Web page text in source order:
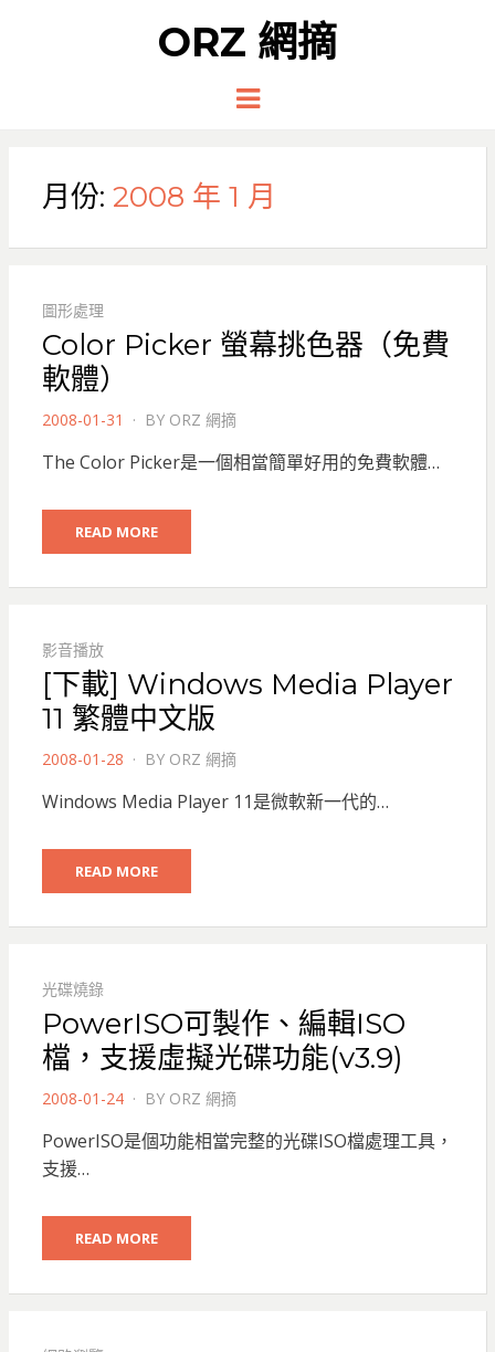
ORZ 網摘
Menu
月份: 2008 年 1 月
圖形處理
Color Picker 螢幕挑色器（免費
軟體）
POSTED
2008-01-31 BY ORZ 網摘
The Color Picker是一個相當簡單好用的免費軟體…
READ MORE
影音播放
[下載] Windows Media Player
11 繁體中文版
POSTED
2008-01-28 BY ORZ 網摘
Windows Media Player 11是微軟新一代的…
READ MORE
光碟燒錄
PowerISO可製作、編輯ISO
檔，支援虛擬光碟功能(v3.9)
POSTED
2008-01-24 BY ORZ 網摘
PowerISO是個功能相當完整的光碟ISO檔處理工具，
支援…
READ MORE